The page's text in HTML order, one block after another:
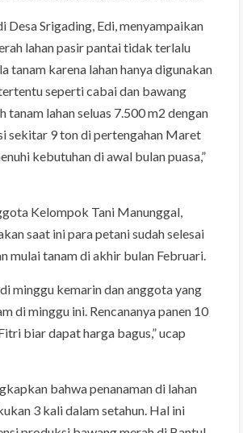
Desa Srigading, Edi, menyampaikan
lahan pasir pantai tidak terlalu
tanam karena lahan hanya digunakan
seperti cabai dan bawang
tanam lahan seluas 7.500 m2 dengan
sekitar 9 ton di pertengahan Maret
kebutuhan di awal bulan puasa,”
Kelompok Tani Manunggal,
saat ini para petani sudah selesai
mulai tanam di akhir bulan Februari.
minggu kemarin dan anggota yang
di minggu ini. Rencananya panen 10
biar dapat harga bagus,” ucap
bahwa penanaman di lahan
3 kali dalam setahun. Hal ini